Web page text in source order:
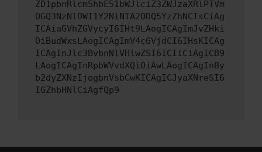
ZD1pbnRlcm5hbE51bWJlciZ3ZWJzaXRlPTVm
OGQ3NzNlOWI1Y2NiNTA2ODQ5YzZhNCIsCiAg
ICAiaGVhZGVycyI6IHt9LAogICAgImJvZHki
OiBudWxsLAogICAgImV4cGVjdCI6IHsKICAg
ICAgInJlc3BvbnNlVHlwZSI6ICIiCiAgICB9
LAogICAgInRpbWVvdXQiOiAwLAogICAgInBy
b2dyZXNzIjogbnVsbCwKICAgICJyaXNreSI6
IGZhbHNlCiAgfQp9